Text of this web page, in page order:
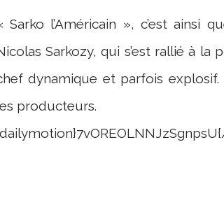
Sarko l’Américain », c’est ainsi
Sarkozy, qui s’est rallié à
dynamique et parfois
producteurs.